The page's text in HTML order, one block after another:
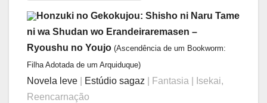
Honzuki no Gekokujou: Shisho ni Naru Tame
ni wa Shudan wo Erandeiraremasen –
Ryoushu no Youjo (Ascendência de um Bookworm:
Filha Adotada de um Arquiduque)
Novela leve Estúdio sagaz
| Fantasia | Isekai,
Reencarnação